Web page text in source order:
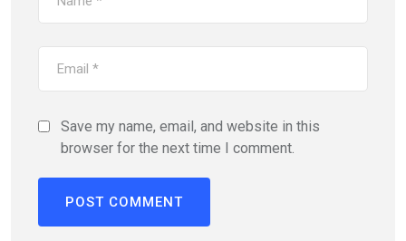
Save my name, email, and website in this
browser for the next time I comment.